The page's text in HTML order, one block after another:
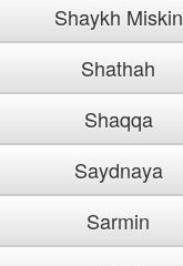
Shaykh Miskin
Shathah
Shaqqa
Saydnaya
Sarmin